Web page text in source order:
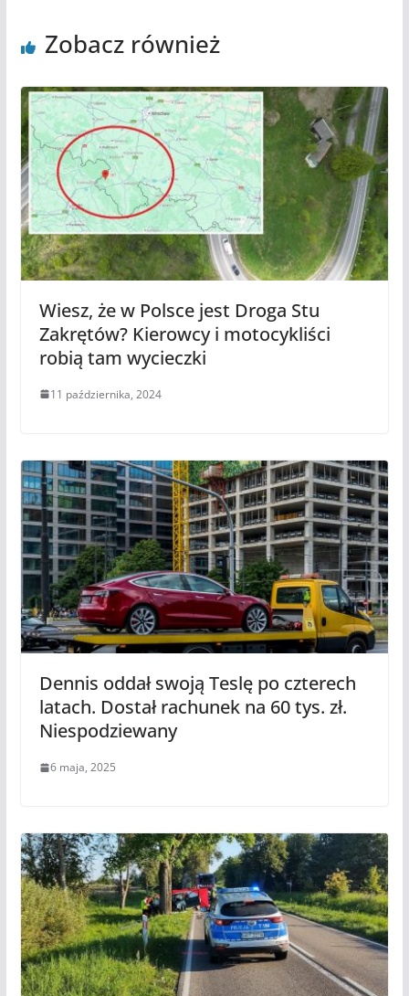
Zobacz również
Wiesz, że w Polsce jest Droga Stu
Zakrętów? Kierowcy i motocykliści
robią tam wycieczki
11 października, 2024
Dennis oddał swoją Teslę po czterech
latach. Dostał rachunek na 60 tys. zł.
Niespodziewany
6 maja, 2025